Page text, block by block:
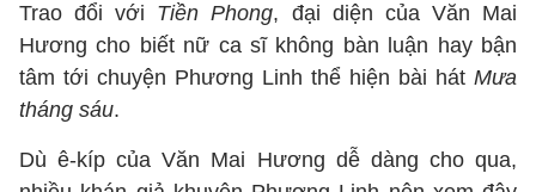
Trao đổi với Tiền Phong, đại diện của Văn Mai
Hương cho biết nữ ca sĩ không bàn luận hay bận
tâm tới chuyện Phương Linh thể hiện bài hát Mưa
tháng sáu.
Dù ê-kíp của Văn Mai Hương dễ dàng cho qua,